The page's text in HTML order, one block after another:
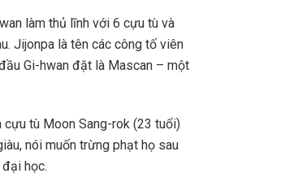
làm thủ lĩnh với 6 cựu tù và
Jijonpa là tên các công tố viên
Gi-hwan đặt là Mascan – một
cựu tù Moon Sang-rok (23 tuổi)
nói muốn trừng phạt họ sau
học.